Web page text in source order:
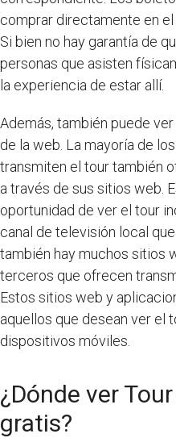
comprar directamente en
Si bien no hay garantía de
personas que asisten
la experiencia de estar allí.
Además, también puede ver
de la web. La mayoría de
transmiten el tour también
a través de sus sitios web.
oportunidad de ver el tour
canal de televisión local
también hay muchos sitios
terceros que ofrecen
Estos sitios web y
aquellos que desean ver el
dispositivos móviles.
¿Dónde ver
gratis?